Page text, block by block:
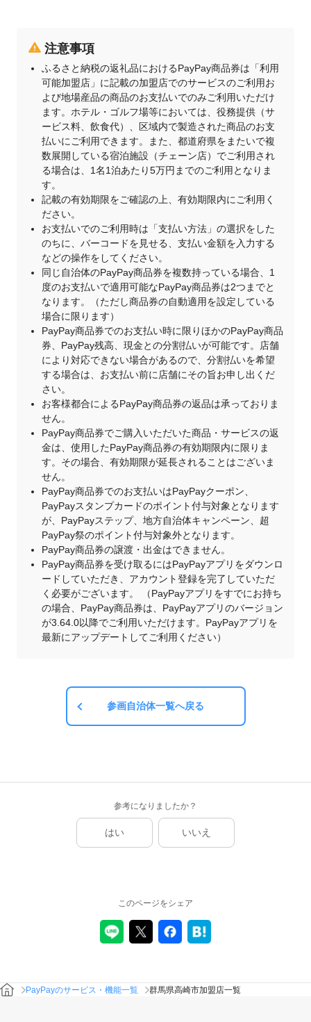
注意事項
ふるさと納税の返礼品におけるPayPay商品券は「利用
可能加盟店」に記載の加盟店でのサービスのご利用お
よび地場産品の商品のお支払いでのみご利用いただけ
ます。ホテル・ゴルフ場等においては、役務提供（サ
ービス料、飲食代）、区域内で製造された商品のお支
払いにご利用できます。また、都道府県をまたいで複
数展開している宿泊施設（チェーン店）でご利用され
る場合は、1名1泊あたり5万円までのご利用となりま
す。
記載の有効期限をご確認の上、有効期限内にご利用く
ださい。
お支払いでのご利用時は「支払い方法」の選択をした
のちに、バーコードを見せる、支払い金額を入力する
などの操作をしてください。
同じ自治体のPayPay商品券を複数持っている場合、1
度のお支払いで適用可能なPayPay商品券は2つまでと
なります。（ただし商品券の自動適用を設定している
場合に限ります）
PayPay商品券でのお支払い時に限りほかのPayPay商品
券、PayPay残高、現金との分割払いが可能です。店舗
により対応できない場合があるので、分割払いを希望
する場合は、お支払い前に店舗にその旨お申し出くだ
さい。
お客様都合によるPayPay商品券の返品は承っておりま
せん。
PayPay商品券でご購入いただいた商品・サービスの返
金は、使用したPayPay商品券の有効期限内に限りま
す。その場合、有効期限が延長されることはございま
せん。
PayPay商品券でのお支払いはPayPayクーポン、
PayPayスタンプカードのポイント付与対象となります
が、PayPayステップ、地方自治体キャンペーン、超
PayPay祭のポイント付与対象外となります。
PayPay商品券の譲渡・出金はできません。
PayPay商品券を受け取るにはPayPayアプリをダウンロ
ードしていただき、アカウント登録を完了していただ
く必要がございます。 （PayPayアプリをすでにお持ち
の場合、PayPay商品券は、PayPayアプリのバージョン
が3.64.0以降でご利用いただけます。PayPayアプリを
最新にアップデートしてご利用ください）
参画自治体一覧へ戻る
参考になりましたか？
はい いいえ
このページをシェア
PayPayのサービス・機能一覧 群馬県高崎市加盟店一覧